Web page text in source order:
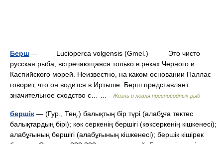
Берш — Lucioperca volgensis (Gmel.) Это чисто
русская рыба, встречающаяся только в реках Черного и
Каспийского морей. Неизвестно, на каком основании Паллас
говорит, что он водится в Иртыше. Берш представляет
значительное сходство с… …
Жизнь и ловля пресноводных рыб
бершік — (Гур., Тең.) балықтың бір түрі (алабұға тектес
балықтардың бірі); көк серкенің бершігі (көксеркенің кішкенесі);
алабұғының бершігі (алабұғының кішкенесі); бершік кішірек